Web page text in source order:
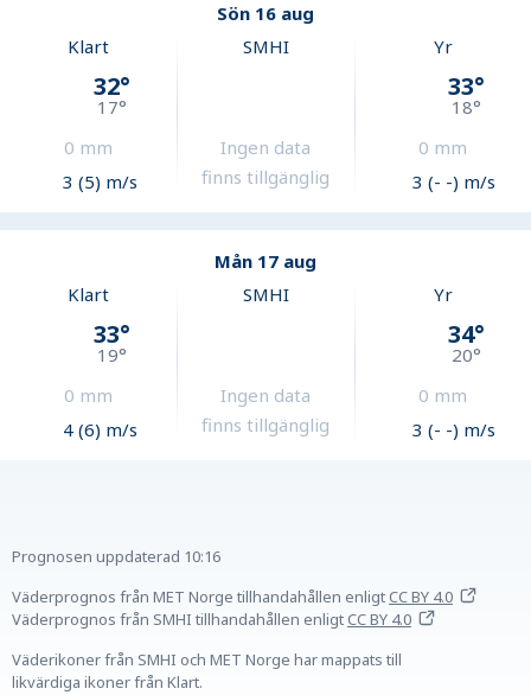
Sön 16 aug
Klart
32°
17°
0 mm
3 (5) m/s
SMHI
Ingen data
finns tillgänglig
Yr
33°
18°
0 mm
3 (- -) m/s
Mån 17 aug
Klart
33°
19°
0 mm
4 (6) m/s
SMHI
Ingen data
finns tillgänglig
Yr
34°
20°
0 mm
3 (- -) m/s
Prognosen uppdaterad 10:16
Väderprognos från MET Norge tillhandahållen enligtCC BY 4.0
Väderprognos från SMHI tillhandahållen enligtCC BY 4.0
Väderikoner från SMHI och MET Norge har mappats till
likvärdiga ikoner från Klart.